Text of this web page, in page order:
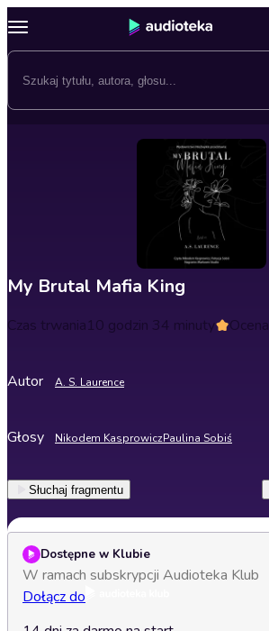
My Brutal Mafia King
Czas trwania10 godzin 34 minuty Ocena
Autor A. S. Laurence
Głosy Nikodem KasprowiczPaulina Sobiś
Słuchaj fragmentu
Dostępne w Klubie
W ramach subskrypcji Audioteka Klub
Dołącz do